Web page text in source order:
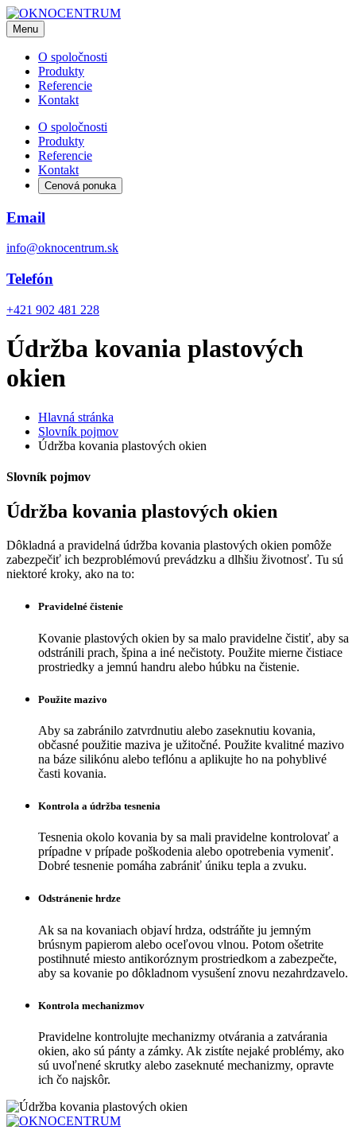
Menu
O spoločnosti
Produkty
Referencie
Kontakt
O spoločnosti
Produkty
Referencie
Kontakt
Cenová ponuka
Email
info@oknocentrum.sk
Telefón
+421 902 481 228
Údržba kovania plastových
okien
Hlavná stránka
Slovník pojmov
Údržba kovania plastových okien
Slovník pojmov
Údržba kovania plastových okien
Dôkladná a pravidelná údržba kovania plastových okien pomôže
zabezpečiť ich bezproblémovú prevádzku a dlhšiu životnosť. Tu sú
niektoré kroky, ako na to:
Pravidelné čistenie
Kovanie plastových okien by sa malo pravidelne čistiť, aby sa
odstránili prach, špina a iné nečistoty. Použite mierne čistiace
prostriedky a jemnú handru alebo húbku na čistenie.
Použite mazivo
Aby sa zabránilo zatvrdnutiu alebo zaseknutiu kovania,
občasné použitie maziva je užitočné. Použite kvalitné mazivo
na báze silikónu alebo teflónu a aplikujte ho na pohyblivé
časti kovania.
Kontrola a údržba tesnenia
Tesnenia okolo kovania by sa mali pravidelne kontrolovať a
prípadne v prípade poškodenia alebo opotrebenia vymeniť.
Dobré tesnenie pomáha zabrániť úniku tepla a zvuku.
Odstránenie hrdze
Ak sa na kovaniach objaví hrdza, odstráňte ju jemným
brúsnym papierom alebo oceľovou vlnou. Potom ošetrite
postihnuté miesto antikoróznym prostriedkom a zabezpečte,
aby sa kovanie po dôkladnom vysušení znovu nezahrdzavelo.
Kontrola mechanizmov
Pravidelne kontrolujte mechanizmy otvárania a zatvárania
okien, ako sú pánty a zámky. Ak zistíte nejaké problémy, ako
sú uvoľnené skrutky alebo zaseknuté mechanizmy, opravte
ich čo najskôr.